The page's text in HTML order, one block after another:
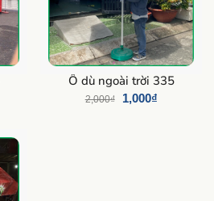
Ô dù ngoài trời 335
2,000₫ 1,000₫